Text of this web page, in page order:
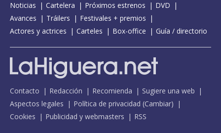
Noticias Cartelera Próximos estrenos
DVD
Avances
Tráilers
Festivales + premios
Actores y actrices
Carteles Box-office Guía / directorio
Contacto Redacción Recomienda
Sugiere una web
Aspectos legales
Política de privacidad (Cambiar)
Cookies
Publicidad y webmasters RSS